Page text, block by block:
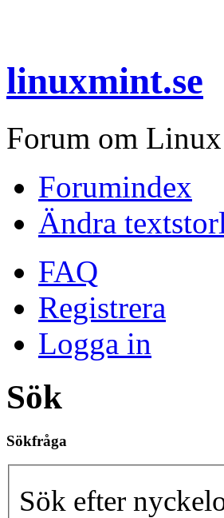
linuxmint.se
Forum om
Forumindex
Ändra
FAQ
Registrera
Logga in
Sök
Sökfråga
Sök efter